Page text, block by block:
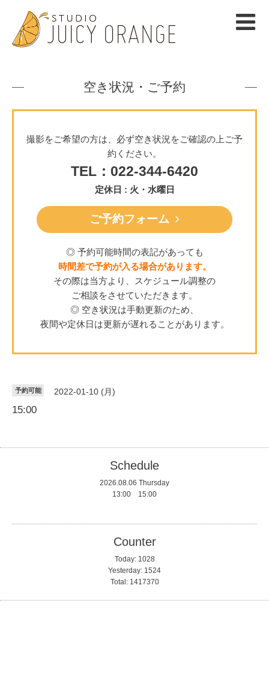
空き状況・ご予約
撮影をご希望の方は、必ず空き状況をご確認の上ご予
約ください。
TEL：022-344-6420
定休日 : 火・水曜日
ご予約フォーム
◎ 予約可能時間の表記があっても
時間差で予約が入る場合があります。
その際は当方より、スケジュール調整の
ご相談をさせていただきます。
◎ 空き状況は手動更新のため、
夜間や定休日は更新が遅れることがあります。
予約可能 2022-01-10 (月)
15:00
Schedule
2026.08.06 Thursday
13:00 15:00
Counter
Today: 1028
Yesterday: 1524
Total: 1417370